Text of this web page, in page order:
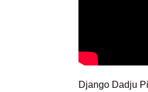
Django Dadju